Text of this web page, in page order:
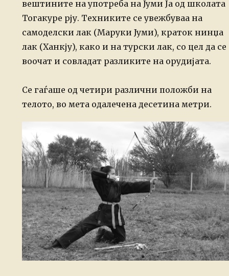
вештините на употреба на Јуми Ја од школата
Тогакуре рју. Техниките се увежбуваа на
самоделски лак (Маруки Јуми), краток нинџа
лак (Ханкју), како и на турски лак, со цел да се
воочат и совладат разликите на орудијата.
Се гаѓаше од четири различни положби на
телото, во мета одалечена десетина метри.